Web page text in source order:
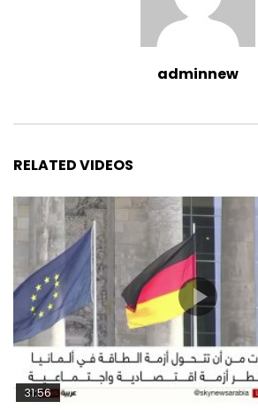
adminnew
RELATED VIDEOS
31:56